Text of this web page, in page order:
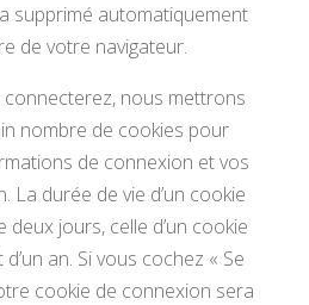
supprimé automatiquement
de votre navigateur.
nous mettrons
nombre de cookies pour
de connexion et vos
La durée de vie d’un cookie
jours, celle d’un cookie
d’un an. Si vous cochez « Se
cookie de connexion sera